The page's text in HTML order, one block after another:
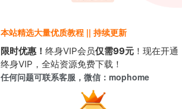
本站精选大量优质教程 || 持续更新
限时优惠！ 终身VIP会员仅需99元 ！现在开通
终身VIP，全站资源免费下载！
任何问题可联系客服，微信：mophome